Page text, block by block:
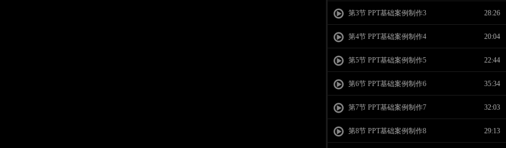
第3节 PPT基础案例制作3 28:26
第4节 PPT基础案例制作4 20:04
第5节 PPT基础案例制作5 22:44
第6节 PPT基础案例制作6 35:34
第7节 PPT基础案例制作7 32:03
第8节 PPT基础案例制作8 29:13